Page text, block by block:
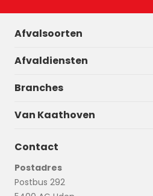
Afvalsoorten
Afvaldiensten
Branches
Van Kaathoven
Contact
Postadres
Postbus 292